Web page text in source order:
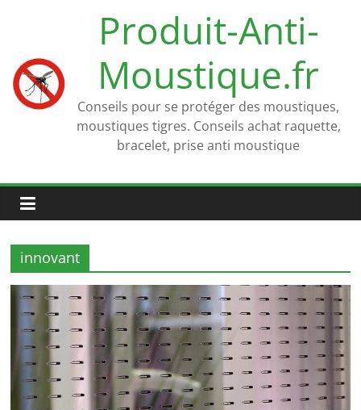
Produit-Anti-
Moustique.fr
Conseils pour se protéger des moustiques,
moustiques tigres. Conseils achat raquette,
bracelet, prise anti moustique
innovant